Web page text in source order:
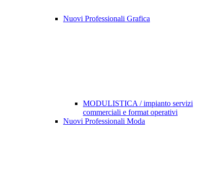
Nuovi Professionali Grafica
MODULISTICA / impianto servizi
commerciali e format operativi
Nuovi Professionali Moda